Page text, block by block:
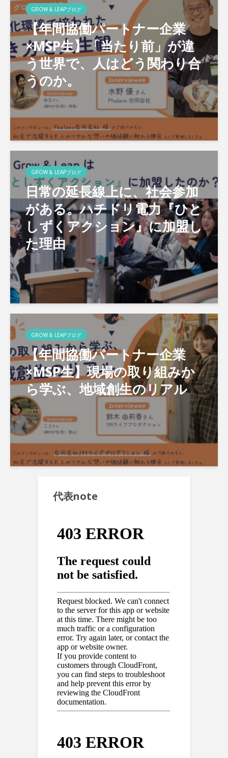
GROW & LEAPブログ
【年間協働パートナー企業
×MSP生】「当たり前」が違
う世界で、人はどう関わり合
うのか。
GROW & LEAPブログ
日常の延長線上に、社会参加
がある。ハチドリ電力『ひと
しずくアクション』に加盟し
た理由
GROW & LEAPブログ
【年間協働パートナー企業
×MSP生】現場の取り組みか
ら学ぶ、地域創生のリアル
代表note